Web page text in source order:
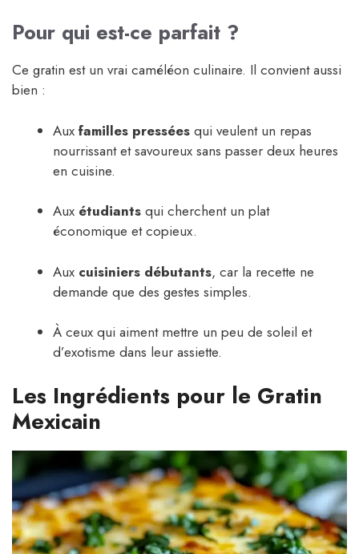
Pour qui est-ce parfait ?
Ce gratin est un vrai caméléon culinaire. Il convient aussi
bien :
Aux familles pressées qui veulent un repas
nourrissant et savoureux sans passer deux heures
en cuisine.
Aux étudiants qui cherchent un plat
économique et copieux.
Aux cuisiniers débutants, car la recette ne
demande que des gestes simples.
À ceux qui aiment mettre un peu de soleil et
d’exotisme dans leur assiette.
Les Ingrédients pour le Gratin
Mexicain